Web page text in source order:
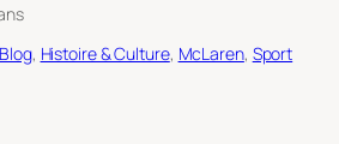
Blog, Histoire & Culture, McLaren, Sport